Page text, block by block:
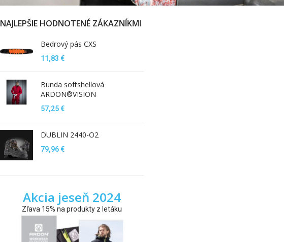
NAJLEPŠIE HODNOTENÉ ZÁKAZNÍKMI
Bedrový pás CXS
11,83 €
Bunda softshellová
ARDON®VISION
57,25€
DUBLIN 2440-O2
79,96€
Akcia jeseň 2024
Zľava 15% na produkty z letáku